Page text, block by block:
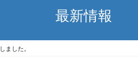
最新情報
ました。